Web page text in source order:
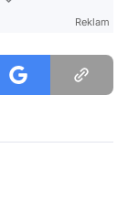
Reklam